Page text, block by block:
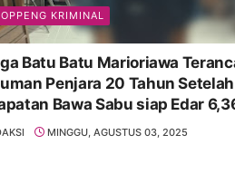
KRIMINAL
Batu Batu Marioriawa
Penjara 20 Tahun Setelah
Bawa Sabu siap Edar
MINGGU, AGUSTUS 03, 2025